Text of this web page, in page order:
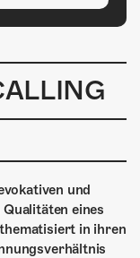
und
eines
in ihren